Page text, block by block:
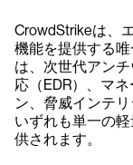
CrowdStrikeは、
機能を提供する
は、次世代アン
応（EDR）、マ
ン、脅威インテ
いずれも単一の
供されます。